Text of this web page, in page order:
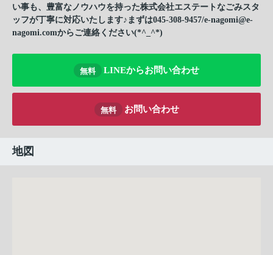
い事も、豊富なノウハウを持った株式会社エステートなごみスタ
ッフが丁寧に対応いたします♪まずは045-308-9457/e-nagomi@e-
nagomi.comからご連絡ください(*^_^*)
無料 LINEからお問い合わせ
無料 お問い合わせ
地図